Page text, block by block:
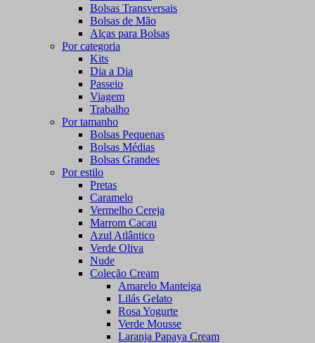
Bolsas Transversais
Bolsas de Mão
Alças para Bolsas
Por categoria
Kits
Dia a Dia
Passeio
Viagem
Trabalho
Por tamanho
Bolsas Pequenas
Bolsas Médias
Bolsas Grandes
Por estilo
Pretas
Caramelo
Vermelho Cereja
Marrom Cacau
Azul Atlântico
Verde Oliva
Nude
Coleção Cream
Amarelo Manteiga
Lilás Gelato
Rosa Yogurte
Verde Mousse
Laranja Papaya Cream